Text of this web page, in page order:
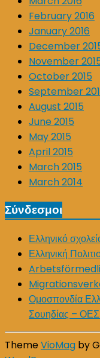
February 2016
January 2016
December
November
October 2015
September
August 2015
June 2015
May 2015
April 2015
March 2015
March 2014
Σύνδεσμοι
Ελληνικό
Ελληνική
Ομοσπονδία
Σουηδίας –
ThemeVioMag by